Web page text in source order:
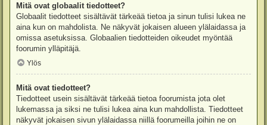
Mitä ovat globaalit tiedotteet?
Globaalit tiedotteet sisältävät tärkeää tietoa ja sinun tulisi lukea ne
aina kun on mahdolista. Ne näkyvät jokaisen alueen ylälaidassa ja
omissa asetuksissa. Globaalien tiedotteiden oikeudet myöntää
foorumin ylläpitäjä.
Ylös
Mitä ovat tiedotteet?
Tiedotteet usein sisältävät tärkeää tietoa foorumista jota olet
lukemassa ja siksi ne tulisi lukea aina kun mahdollista. Tiedotteet
näkyvät jokaisen sivun ylälaidassa niillä foorumeilla joihin ne on